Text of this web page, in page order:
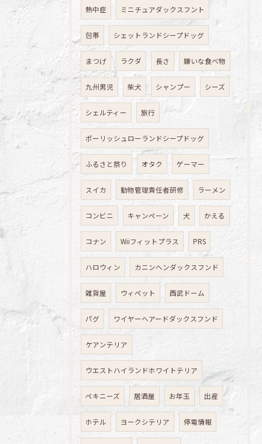
熱中症 ミニチュアダックスフント
包帯 シェットランドシープドッグ
まつげ ラクダ 長さ 嫌いな食べ物
九州男児 柴犬 シャンプー シーズ
シェルティー 旅行
ポーリッシュローランドシープドッグ
ふるさと祭り オタク ゲーマー
スイカ 動物管理責任者研修 ラーメン
コンビニ キャンペーン 犬 かえる
コナン Wiiフィットプラス PRS
ハロウィン カニンヘンダックスフンド
雑貨屋 ウィペット 西武ドーム
パグ ワイヤーヘアードダックスフンド
ケアンテリア
ウエストハイランドホワイトテリア
ペキニーズ 居酒屋 お年玉 出産
ホテル ヨークシテリア 停電情報